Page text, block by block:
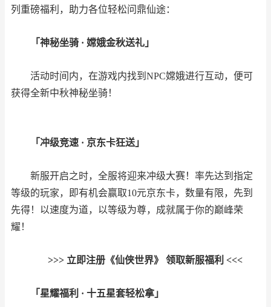
列重磅福利，助力各位轻松问鼎仙途：
「神秘坐骑 · 嫦娥金秋送礼」
活动时间内，在游戏内找到NPC嫦娥进行互动，便可
获得全新中秋神秘坐骑！
「冲级竞速 · 京东卡狂送」
新服开启之时，全服将迎来冲级大赛！率先达到指定
等级的玩家，即有机会赢取10元京东卡，数量有限，先到
先得！以速度为道，以等级为尊，成就属于你的巅峰荣
耀！
>>> 立即注册《仙侠世界》 领取新服福利 <<<
「星耀福利 · 十五星套轻松拿」